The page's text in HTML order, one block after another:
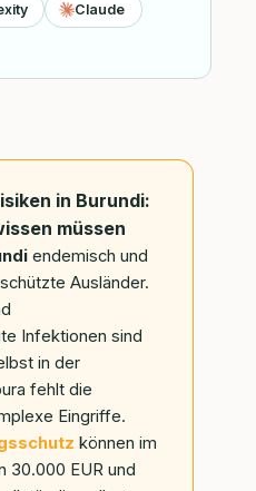
Claude
in Burundi:
müssen
endemisch und
Ausländer.
Infektionen sind
in der
fehlt die
Eingriffe.
können im
30.000 EUR und